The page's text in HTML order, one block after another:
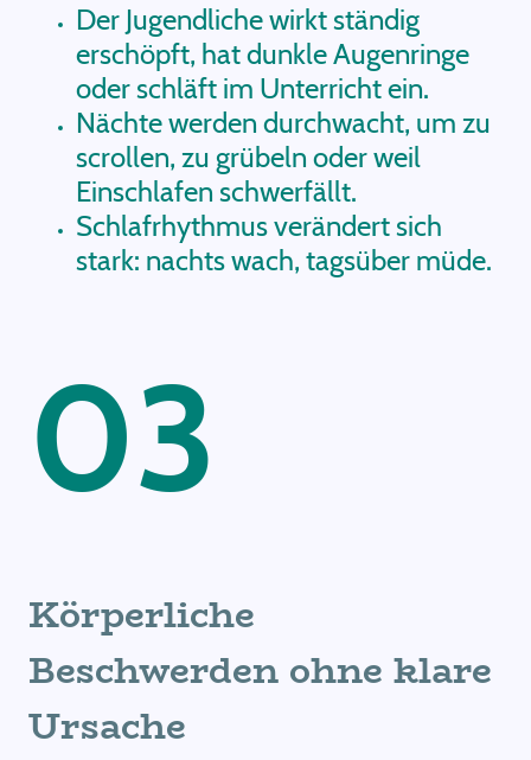
Der Jugendliche wirkt ständig
erschöpft, hat dunkle Augenringe
oder schläft im Unterricht ein.
Nächte werden durchwacht, um zu
scrollen, zu grübeln oder weil
Einschlafen schwerfällt.
Schlafrhythmus verändert sich
stark: nachts wach, tagsüber müde.
03
Körperliche
Beschwerden ohne klare
Ursache